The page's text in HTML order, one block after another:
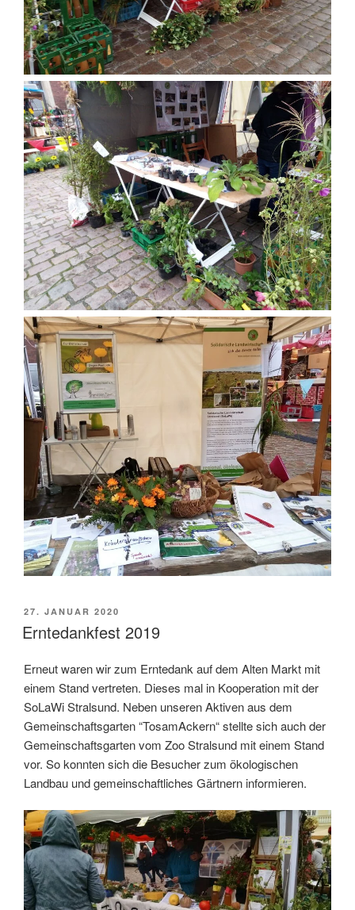
VERÖFFENTLICHT
AM
27. JANUAR 2020
Erntedankfest 2019
Erneut waren wir zum Erntedank auf dem Alten Markt mit
einem Stand vertreten. Dieses mal in Kooperation mit der
SoLaWi Stralsund. Neben unseren Aktiven aus dem
Gemeinschaftsgarten “TosamAckern“ stellte sich auch der
Gemeinschaftsgarten vom Zoo Stralsund mit einem Stand
vor. So konnten sich die Besucher zum ökologischen
Landbau und gemeinschaftliches Gärtnern informieren.